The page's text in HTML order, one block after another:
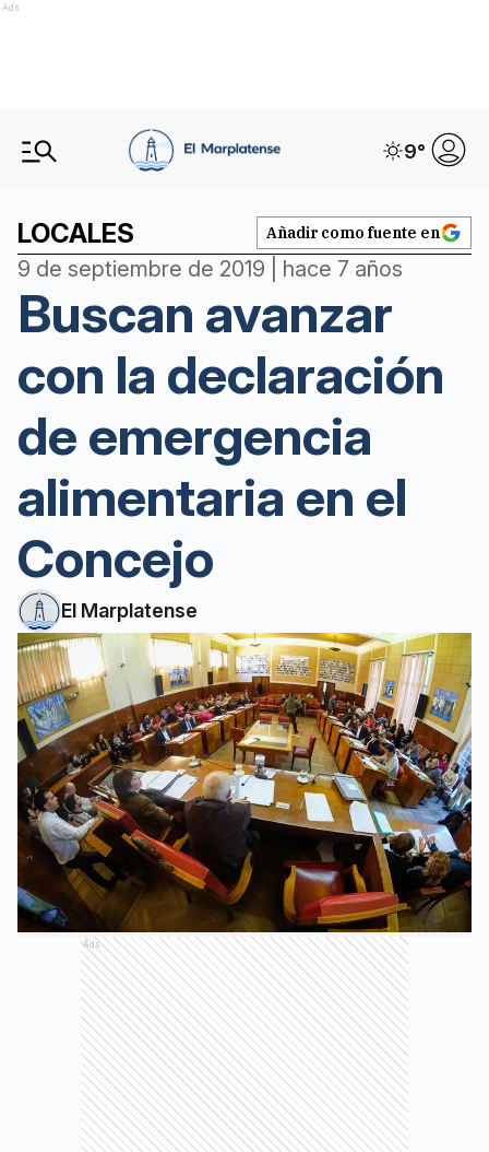
Ads
9°
LOCALES Añadir como fuente en
9 de septiembre de 2019 | hace 7 años
Buscan avanzar
con la declaración
de emergencia
alimentaria en el
Concejo
El Marplatense
Ads